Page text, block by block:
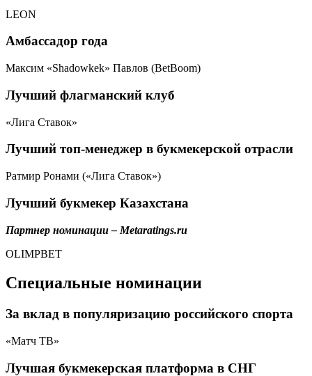
LEON
Амбассадор года
Максим «Shadowkek» Павлов (BetBoom)
Лучший флагманский клуб
«Лига Ставок»
Лучший топ-менеджер в букмекерской отрасли
Ратмир Ронами («Лига Ставок»)
Лучший букмекер Казахстана
Партнер номинации – Metaratings.ru
OLIMPBET
Специальные номинации
За вклад в популяризацию российского спорта
«Матч ТВ»
Лучшая букмекерская платформа в СНГ